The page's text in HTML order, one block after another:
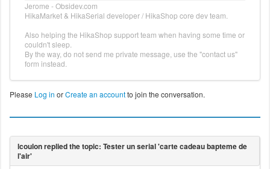
Jerome - Obsidev.com
HikaMarket & HikaSerial developer / HikaShop core dev team.
Also helping the HikaShop support team when having some time or
couldn't sleep.
By the way, do not send me private message, use the "contact us"
form instead.
Please Log in orCreate an accountto join the conversation.